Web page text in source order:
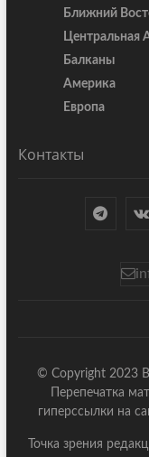
Ближний
Центральная
Балканы
Америка
Европа
Контакты
© Copyright 2023
Перепечатка
гиперссылки на
Точка зрения